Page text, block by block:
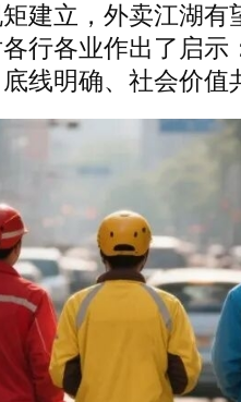
建立，外卖江湖有
行各业作出了启示
线明确、社会价值